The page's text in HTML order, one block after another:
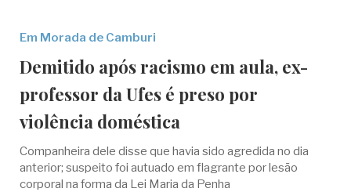
Em Morada de Camburi
Demitido após racismo em aula, ex-
professor da Ufes é preso por
violência doméstica
Companheira dele disse que havia sido agredida no dia
anterior; suspeito foi autuado em flagrante por lesão
corporal na forma da Lei Maria da Penha